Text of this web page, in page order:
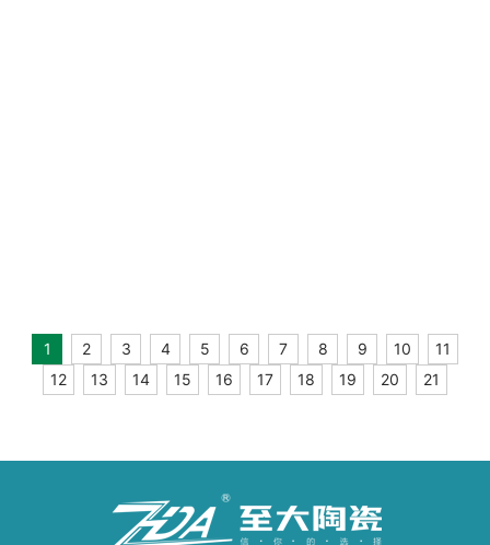
终端资讯 | 至大陶瓷暑期促销活动物料上线推出！
1 2 3 4 5 6 7 8 9 10
11
12
13 14 15 16 17 18 19 20 21